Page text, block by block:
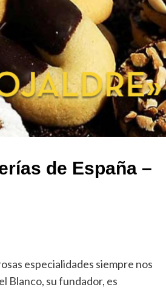
de España –
especialidades siempre nos
Blanco, su fundador, es